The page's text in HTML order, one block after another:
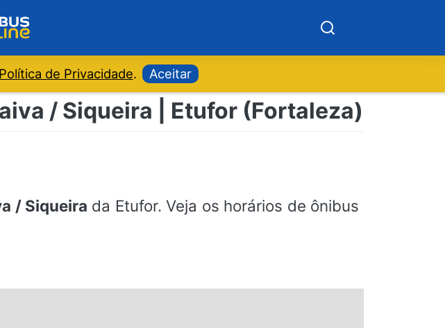
Política de Privacidade. Aceitar
/ Siqueira | Etufor (Fortaleza)
/ Siqueira da Etufor. Veja os horários de ônibus